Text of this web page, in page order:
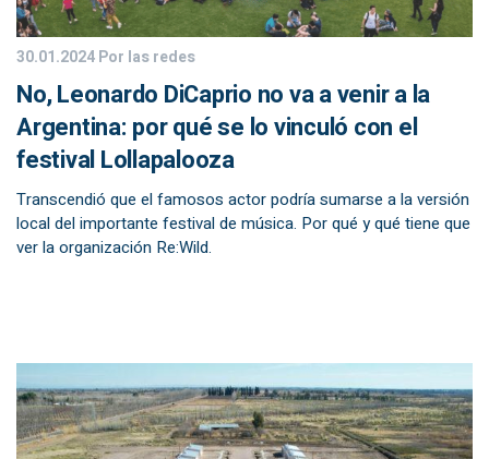
30.01.2024Por las redes
No, Leonardo DiCaprio no va a venir a la
Argentina: por qué se lo vinculó con el
festival Lollapalooza
Transcendió que el famosos actor podría sumarse a la versión
local del importante festival de música. Por qué y qué tiene que
ver la organización Re:Wild.